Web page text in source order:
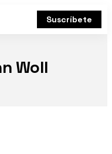
Suscríbete
Woll